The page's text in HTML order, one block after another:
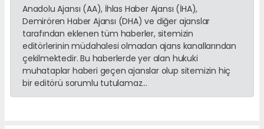
Anadolu Ajansı (AA), İhlas Haber Ajansı (İHA),
Demirören Haber Ajansı (DHA) ve diğer ajanslar
tarafından eklenen tüm haberler, sitemizin
editörlerinin müdahalesi olmadan ajans kanallarından
çekilmektedir. Bu haberlerde yer alan hukuki
muhataplar haberi geçen ajanslar olup sitemizin hiç
bir editörü sorumlu tutulamaz...